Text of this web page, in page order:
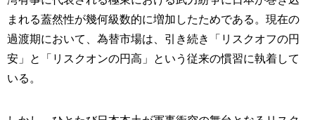
まれる蓋然性が幾何級数的に増加したためである。現在の
過渡期において、為替市場は、引き続き「リスクオフの円
安」と「リスクオンの円高」という従来の慣習に執着して
いる。